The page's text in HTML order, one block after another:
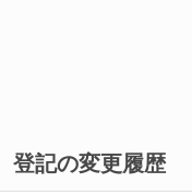
登記の変更履歴